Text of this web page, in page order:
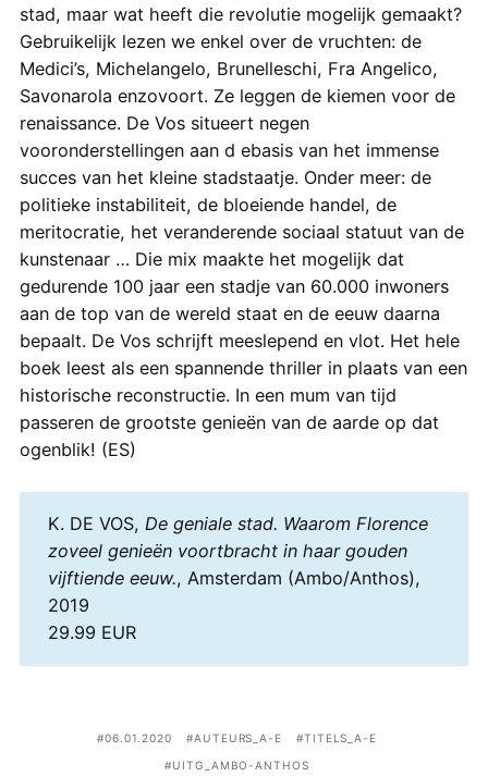
stad, maar wat heeft die revolutie mogelijk gemaakt?
Gebruikelijk lezen we enkel over de vruchten: de
Medici’s, Michelangelo, Brunelleschi, Fra Angelico,
Savonarola enzovoort. Ze leggen de kiemen voor de
renaissance. De Vos situeert negen
vooronderstellingen aan d ebasis van het immense
succes van het kleine stadstaatje. Onder meer: de
politieke instabiliteit, de bloeiende handel, de
meritocratie, het veranderende sociaal statuut van de
kunstenaar … Die mix maakte het mogelijk dat
gedurende 100 jaar een stadje van 60.000 inwoners
aan de top van de wereld staat en de eeuw daarna
bepaalt. De Vos schrijft meeslepend en vlot. Het hele
boek leest als een spannende thriller in plaats van een
historische reconstructie. In een mum van tijd
passeren de grootste genieën van de aarde op dat
ogenblik! (ES)
K. DE VOS, De geniale stad. Waarom Florence
zoveel genieën voortbracht in haar gouden
vijftiende eeuw., Amsterdam (Ambo/Anthos),
2019
29.99 EUR
06.01.2020 AUTEURS_A-E TITELS_A-E
UITG_AMBO-ANTHOS